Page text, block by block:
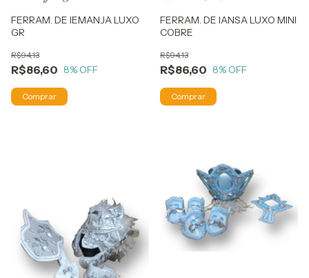
FERRAM. DE IEMANJA LUXO
GR
R$86,60
R$94,13
8% OFF
FERRAM. DE IANSA LUXO MINI
COBRE
R$86,60
R$94,13
8% OFF